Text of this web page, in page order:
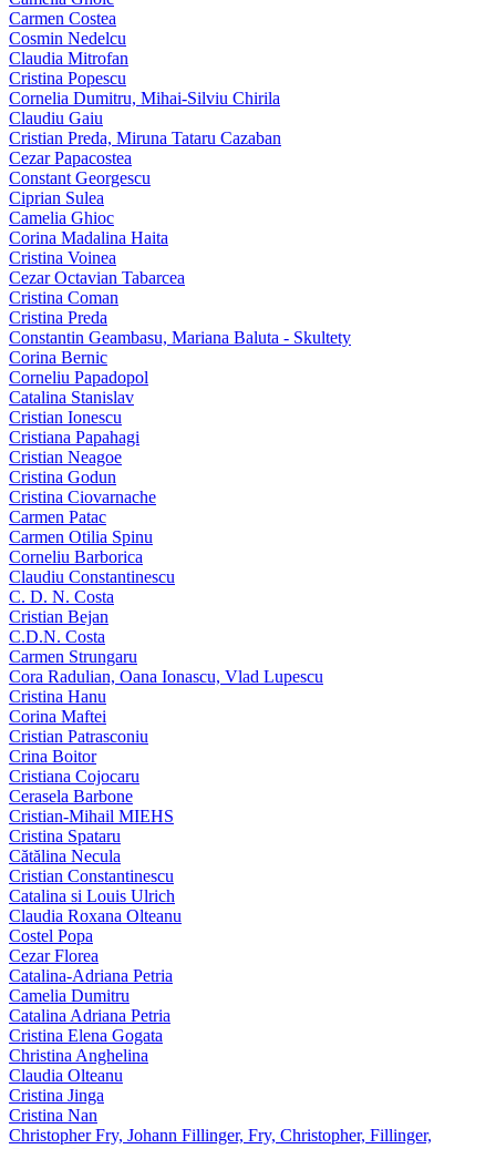
Carmen Costea
Cosmin Nedelcu
Claudia Mitrofan
Cristina Popescu
Cornelia Dumitru, Mihai‑Silviu Chirila
Claudiu Gaiu
Cristian Preda, Miruna Tataru Cazaban
Cezar Papacostea
Constant Georgescu
Ciprian Sulea
Camelia Ghioc
Corina Madalina Haita
Cristina Voinea
Cezar Octavian Tabarcea
Cristina Coman
Cristina Preda
Constantin Geambasu, Mariana Baluta - Skultety
Corina Bernic
Corneliu Papadopol
Catalina Stanislav
Cristian Ionescu
Cristiana Papahagi
Cristian Neagoe
Cristina Godun
Cristina Ciovarnache
Carmen Patac
Carmen Otilia Spinu
Corneliu Barborica
Claudiu Constantinescu
C. D. N. Costa
Cristian Bejan
C.D.N. Costa
Carmen Strungaru
Cora Radulian, Oana Ionascu, Vlad Lupescu
Cristina Hanu
Corina Maftei
Cristian Patrasconiu
Crina Boitor
Cristiana Cojocaru
Cerasela Barbone
Cristian-Mihail MIEHS
Cristina Spataru
Cătălina Necula
Cristian Constantinescu
Catalina si Louis Ulrich
Claudia Roxana Olteanu
Costel Popa
Cezar Florea
Catalina-Adriana Petria
Camelia Dumitru
Catalina Adriana Petria
Cristina Elena Gogata
Christina Anghelina
Claudia Olteanu
Cristina Jinga
Cristina Nan
Christopher Fry, Johann Fillinger, Fry, Christopher, Fillinger,